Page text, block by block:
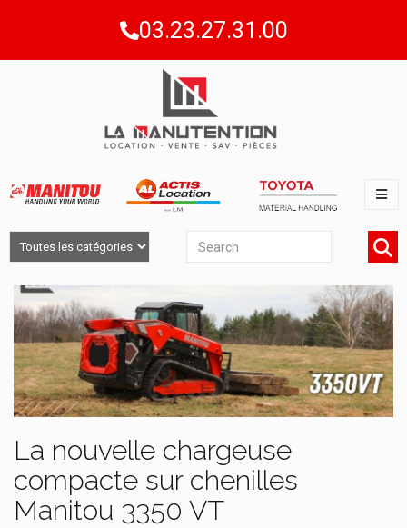
03.23.27.31.00
La nouvelle chargeuse
compacte sur chenilles
Manitou 3350 VT